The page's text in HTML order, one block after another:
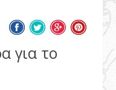
για το